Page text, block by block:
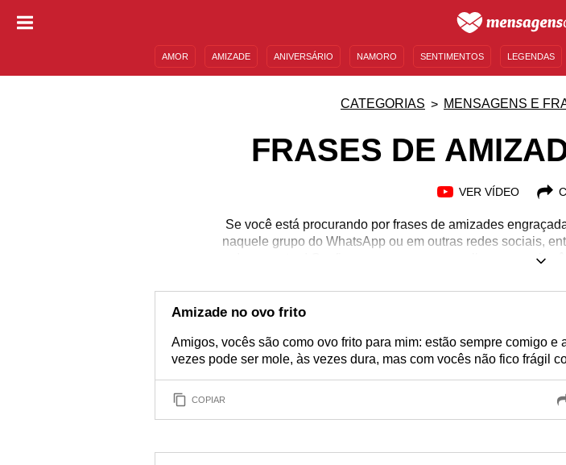
AMOR AMIZADE ANIVERSÁRIO NAMORO SENTIMENTOS LEGENDAS
CATEGORIAS MENSAGENS E
FRASES DE
VER VÍDEO
Se você está procurando por frases de amizades
naquele grupo do WhatsApp ou em outras redes sociais,
de encontrar! Confira agora mesmo as melhores e mais
divertidas tendo como tema principal a amizade em vários
agora mesmo e se tornar o amigo engraçado e
Amizade no ovo frito
Amigos, vocês são como ovo frito para mim: estão sempre comigo e
vezes pode ser mole, às vezes dura, mas com vocês não fico frágil
COPIAR